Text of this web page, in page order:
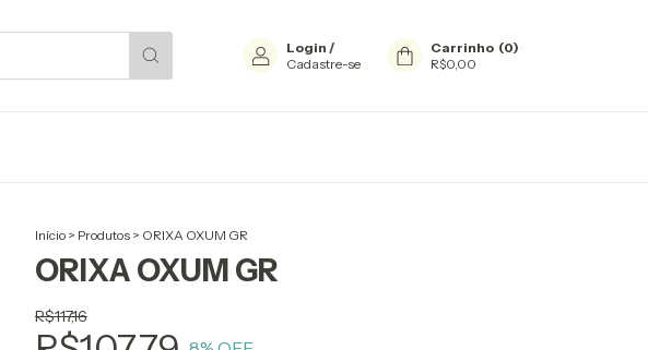
Login /
Cadastre-se
Carrinho (0)
R$0,00
Início > Produtos > ORIXA OXUM GR
ORIXA OXUM GR
R$117,16